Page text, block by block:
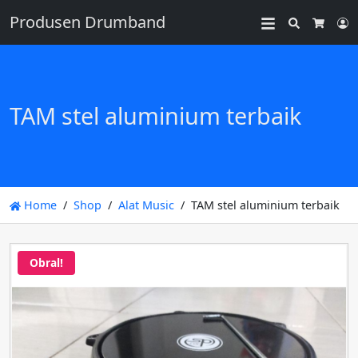
Produsen Drumband
Search
TAM stel aluminium terbaik
Home Shop Alat Music TAM stel aluminium terbaik
Obral!